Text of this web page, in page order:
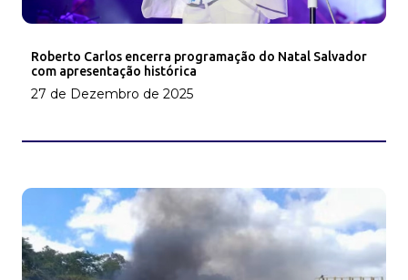
Roberto Carlos encerra programação do Natal Salvador
com apresentação histórica
27 de Dezembro de 2025